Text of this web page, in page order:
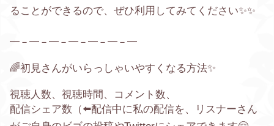
ることができるので、ぜひ利用してみてください✨✨
━－━－━－━－━－━－━
🌈初見さんがいらっしゃいやすくなる方法✨
視聴人数、視聴時間、
コメント数、
配信シェア数（⬅️配信中に私の配信を、リスナーさん